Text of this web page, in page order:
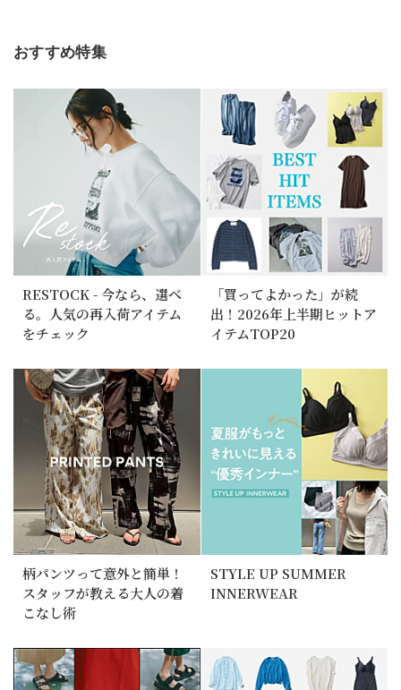
おすすめ特集
RESTOCK - 今なら、選べ
る。人気の再入荷アイテム
をチェック
「買ってよかった」が続
出！2026年上半期ヒットア
イテムTOP20
柄パンツって意外と簡単！
スタッフが教える大人の着
こなし術
STYLE UP SUMMER
INNERWEAR